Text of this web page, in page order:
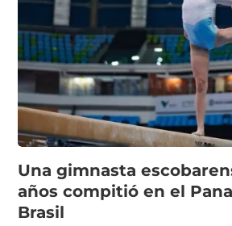
Una gimnasta
años compitió en el
Brasil